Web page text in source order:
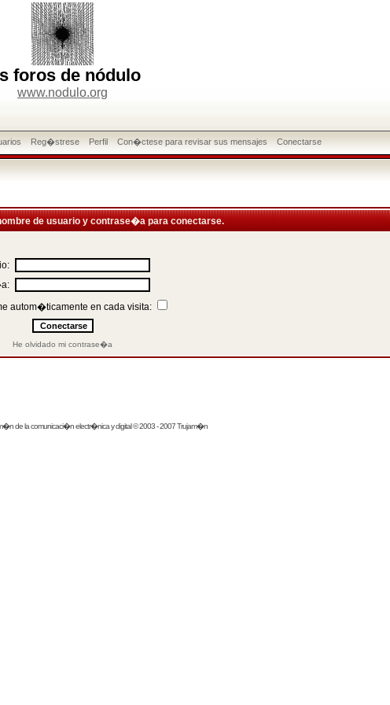
foros de nódulo
www.nodulo.org
Reg�strese Perfil Con�ctese para revisar sus mensajes Conectarse
de usuario y contrase�a para conectarse.
autom�ticamente en cada visita:
He olvidado mi contrase�a
de la comunicaci�n electr�nica y digital © 2003 - 2007 Trujam�n